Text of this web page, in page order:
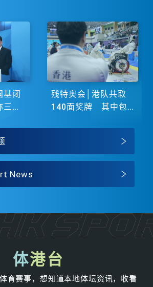
基闭
地
残特奥会│港队共取
140面奖牌 其中包
News
体港台
育赛事，想知道本地体坛资讯，收看